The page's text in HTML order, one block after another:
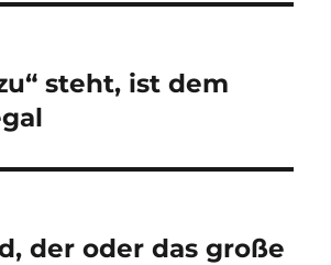
steht, ist dem
der oder das große